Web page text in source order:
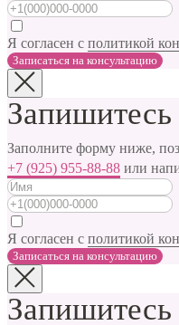
Я согласен с политикой
Записаться на консультацию
Заполните форму ниже,
+7 (925) 955-88-88 или
Я согласен с политикой
Записаться на консультацию